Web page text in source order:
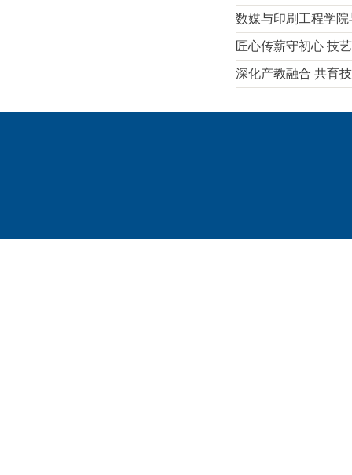
数媒与印刷工程学
匠心传薪守初心 技
深化产教融合 共育